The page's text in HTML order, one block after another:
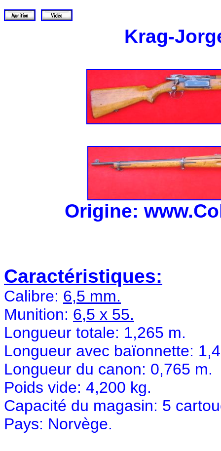
Krag-
Origine:
Caractéristiques:
Calibre: 6,5 mm.
Munition: 6,5 x 55.
Longueur totale: 1,265 m.
Longueur avec baïonnette:
Longueur du canon: 0,765 m.
Poids vide: 4,200 kg.
Capacité du magasin: 5
Pays: Norvège.